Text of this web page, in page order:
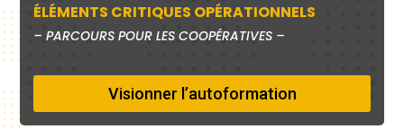
ÉLÉMENTS CRITIQUES OPÉRATIONNELS
–PARCOURS POUR LES COOPÉRATIVES –
Visionner l’autoformation